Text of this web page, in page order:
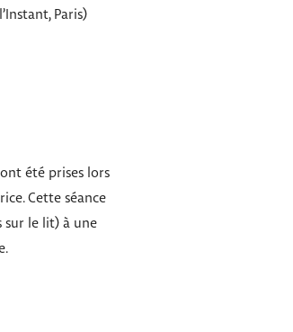
Paris)
été prises lors
Cette séance
sur le lit) à une